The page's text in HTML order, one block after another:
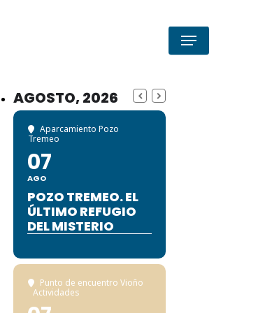
Menu
AGOSTO, 2026
Aparcamiento Pozo
Tremeo
07
AGO
POZO TREMEO. EL
ÚLTIMO REFUGIO
DEL MISTERIO
Punto de encuentro Vioño
Actividades